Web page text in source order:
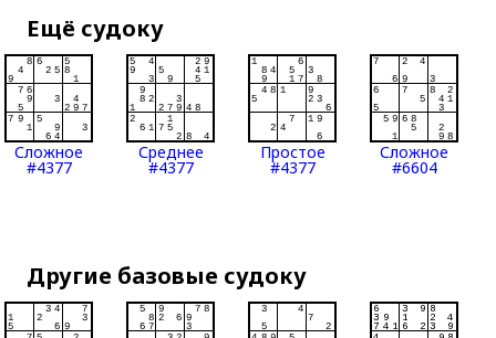
Ещё судоку
Сложное
#4377
Среднее
#4377
Простое
#4377
Сложное
#6604
Другие базовые судоку